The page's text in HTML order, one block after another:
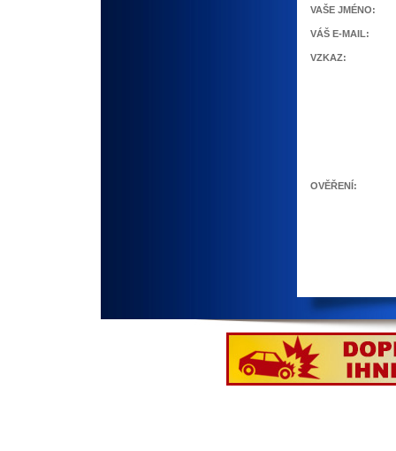
VAŠE JMÉNO:
VÁŠ E-MAIL:
VZKAZ:
OVĚŘENÍ: